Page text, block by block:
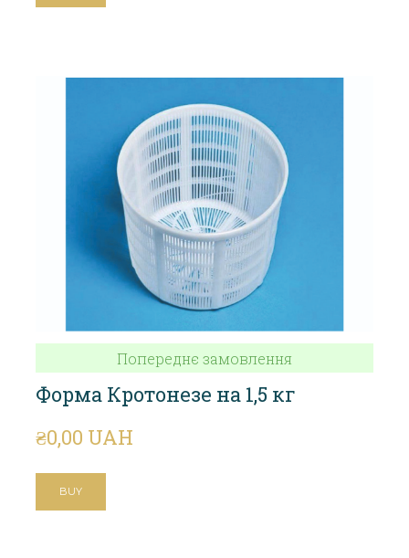
Попереднє замовлення
Форма Кротонезе на 1,5 кг
₴0,00 UAH
BUY